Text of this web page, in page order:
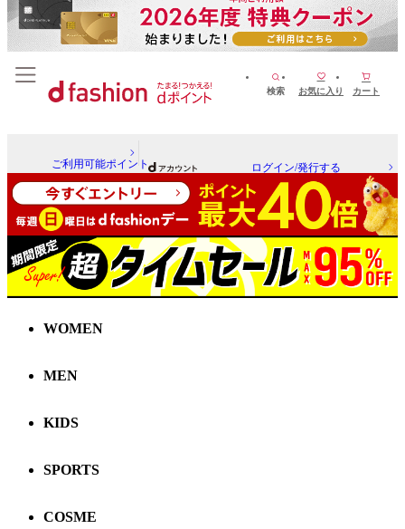
検索 お気に入り カート
ご利用可能ポイント ログイン/発行する
WOMEN
MEN
KIDS
SPORTS
COSME